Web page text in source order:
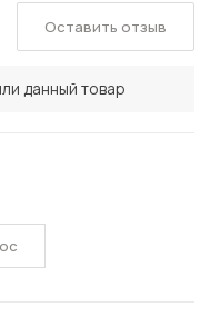
данный товар
Оставить отзыв